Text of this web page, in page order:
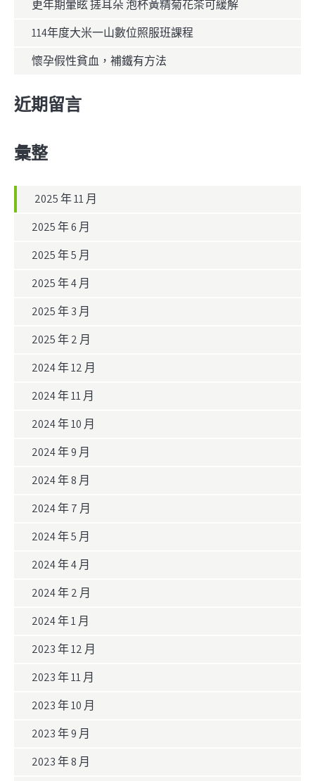
更年期暈眩 搓耳朵 泡杯黃精菊花茶可緩解
114年度大米一山數位照服班課程
懷孕假性貧血，補鐵有方法
近期留言
彙整
2025 年 11 月
2025 年 6 月
2025 年 5 月
2025 年 4 月
2025 年 3 月
2025 年 2 月
2024 年 12 月
2024 年 11 月
2024 年 10 月
2024 年 9 月
2024 年 8 月
2024 年 7 月
2024 年 5 月
2024 年 4 月
2024 年 2 月
2024 年 1 月
2023 年 12 月
2023 年 11 月
2023 年 10 月
2023 年 9 月
2023 年 8 月